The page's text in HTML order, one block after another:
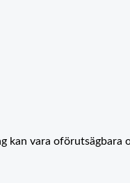
kan vara oförutsägbara